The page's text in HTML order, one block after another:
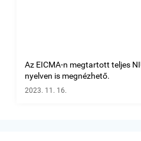
Az EICMA-n megtartott teljes
nyelven is megnézhető.
2023. 11. 16.